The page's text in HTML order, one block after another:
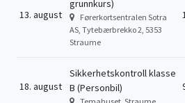
13. august
grunnkurs)
Førerkortsentralen Sotra
AS, Tytebærbrekko 2, 5353
Straume
18. august
Sikkerhetskontroll klasse
B (Personbil)